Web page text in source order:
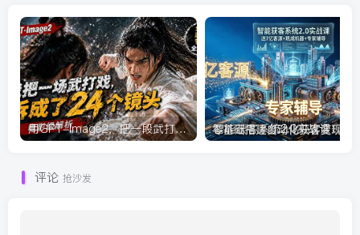
用GPT-Image2，把一段武打对决拆成24个连续镜头，从人物建立、动作衔接、运镜节奏，到情绪爆发
评论 抢沙发